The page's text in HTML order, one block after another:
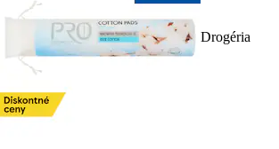
Drogéria